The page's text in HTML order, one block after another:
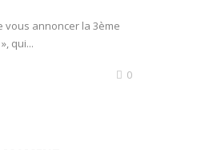
vous annoncer la 3ème
qui...
0